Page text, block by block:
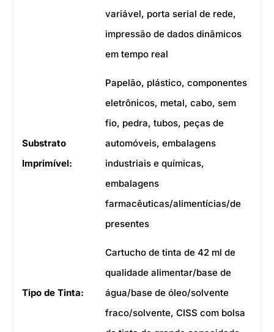
variável, porta serial de rede,
impressão de dados dinâmicos
em tempo real
Substrato
Imprimível:
Papelão, plástico, componentes
eletrônicos, metal, cabo, sem
fio, pedra, tubos, peças de
automóveis, embalagens
industriais e químicas,
embalagens
farmacêuticas/alimentícias/de
presentes
Tipo de Tinta:
Cartucho de tinta de 42 ml de
qualidade alimentar/base de
água/base de óleo/solvente
fraco/solvente, CISS com bolsa